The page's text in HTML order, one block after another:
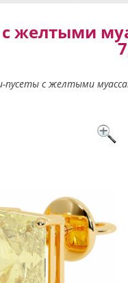
с желтыми
пусеты с желтыми